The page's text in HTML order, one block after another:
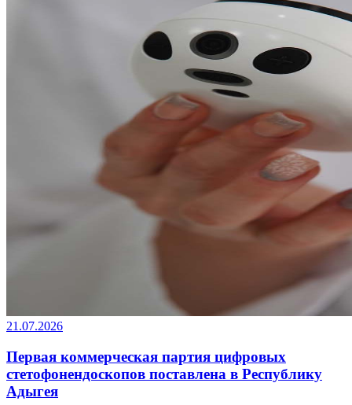
21.07.2026
Первая коммерческая партия цифровых
стетофонендоскопов поставлена в Республику
Адыгея